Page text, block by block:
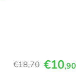
€18,70 €10,90